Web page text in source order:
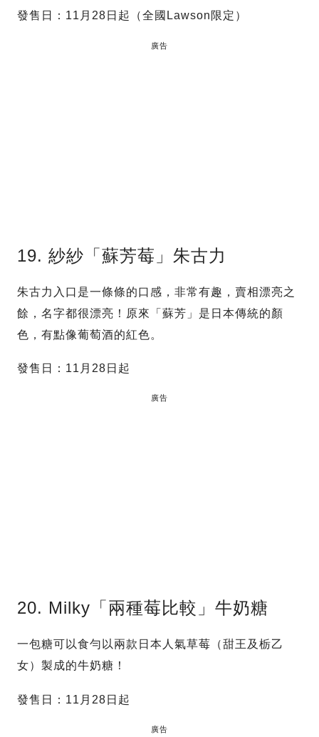
發售日：11月28日起（全國Lawson限定）
廣告
19. 紗紗「蘇芳莓」朱古力
朱古力入口是一條條的口感，非常有趣，賣相漂亮之
餘，名字都很漂亮！原來「蘇芳」是日本傳統的顏
色，有點像葡萄酒的紅色。
發售日：11月28日起
廣告
20. Milky「兩種莓比較」牛奶糖
一包糖可以食勻以兩款日本人氣草莓（甜王及栃乙
女）製成的牛奶糖！
發售日：11月28日起
廣告